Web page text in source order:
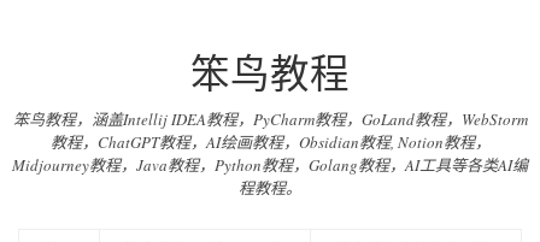
笨鸟教程
笨鸟教程，涵盖Intellij IDEA教程，PyCharm教程，GoLand教程，WebStorm
教程，ChatGPT教程，AI绘画教程，Obsidian教程, Notion教程，
Midjourney教程，Java教程，Python教程，Golang教程，AI工具等各类AI编
程教程。